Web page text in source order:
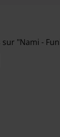
"Nami -